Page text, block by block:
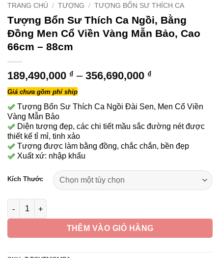
TRANG CHỦ / TƯỢNG / TƯỢNG BỔN SƯ THÍCH CA
Tượng Bổn Sư Thích Ca Ngồi, Bằng
Đồng Men Cổ Viền Vàng Mẫn Bảo, Cao
66cm – 88cm
189,490,000 ₫ – 356,690,000 ₫
189,490,000 ₫
356,690,000 ₫
Giá chưa gồm phí ship
Tượng Bổn Sư Thích Ca Ngồi Đài Sen, Men Cổ Viền
Vàng Mẫn Bảo
Diện tượng đẹp, các chi tiết mầu sắc đường nét được
thiết kế tỉ mỉ, tinh xảo
Tượng được làm bằng đồng, chắc chắn, bền đẹp
Xuất xứ: nhập khẩu
Kích Thước
Tượng Bổn Sư Thích Ca Ngồi, Bằng Đồng Men Cổ Viền Vàng
THÊM VÀO GIỎ HÀNG